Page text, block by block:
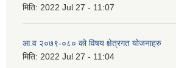
मिति: 2022 Jul 27 - 11:07
आ.व २०७९-०८० को विषय क्षेत्रगत योजनाहरु
मिति: 2022 Jul 27 - 11:04